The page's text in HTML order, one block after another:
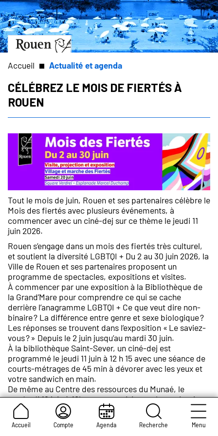
Aller
au
contenu
principal
Aller
à
la
page
Slide
1
of
1
Accueil Compte Agenda Recherche Menu
Fil
d'Ariane
Accueil Actualité et agenda
Célébrez le Mois de fiertés à
Rouen
Tout le mois de juin, Rouen et ses partenaires célèbre le
Mois des fiertés avec plusieurs événements, à
commencer avec un ciné-dej sur ce thème le jeudi 11
juin 2026.
Rouen s’engage dans un mois des fiertés très culturel,
et soutient la diversité LGBTQI + Du 2 au 30 juin 2026, la
Ville de Rouen et ses partenaires proposent un
programme de spectacles, expositions et visites.
À commencer par une exposition à la Bibliothèque de
la Grand’Mare pour comprendre ce qui se cache
derrière l’anagramme LGBTQI + Ce que veut dire non-
binaire ? La différence entre genre et sexe biologique ?
Les réponses se trouvent dans l’exposition « Le saviez-
vous ? » Depuis le 2 juin jusqu’au mardi 30 juin.
À la bibliothèque Saint-Sever, un ciné-dej est
programmé le jeudi 11 juin à 12 h 15 avec une séance de
courts-métrages de 45 min à dévorer avec les yeux et
votre sandwich en main.
De même au Centre des ressources du Munaé, le
vendredi 19 juin à 18h, avec une visite sur le patrimoine
LGBTQI + au Musée, proposant de croiser les regards
sur ses collections LGBTQI + en donnant la parole à des
enseignant.es et à des militant.es qui viendront